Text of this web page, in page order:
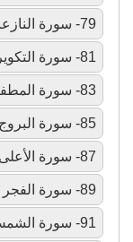
79- سورة النازعات
81- سورة التكوير
83- سورة المطففين
85- سورة البروج
87- سورة الأعلى
89- سورة الفجر
91- سورة الشمس